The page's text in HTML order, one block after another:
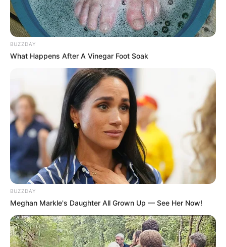
BUZZDAY
What Happens After A Vinegar Foot Soak
BUZZDAY
Meghan Markle's Daughter All Grown Up — See Her Now!